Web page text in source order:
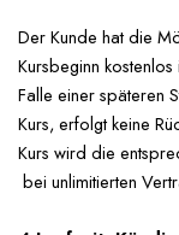
Der Kunde hat die
Kursbeginn
Falle einer späteren
Kurs, erfolgt keine
Kurs wird die
bei unlimitierten